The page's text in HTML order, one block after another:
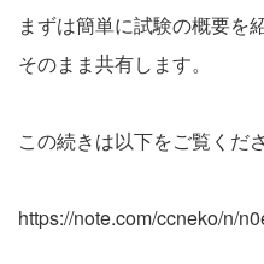
まずは簡単に試験の概要を
そのまま共有します。
この続きは以下をご覧くださ
https://note.com/ccneko/n/